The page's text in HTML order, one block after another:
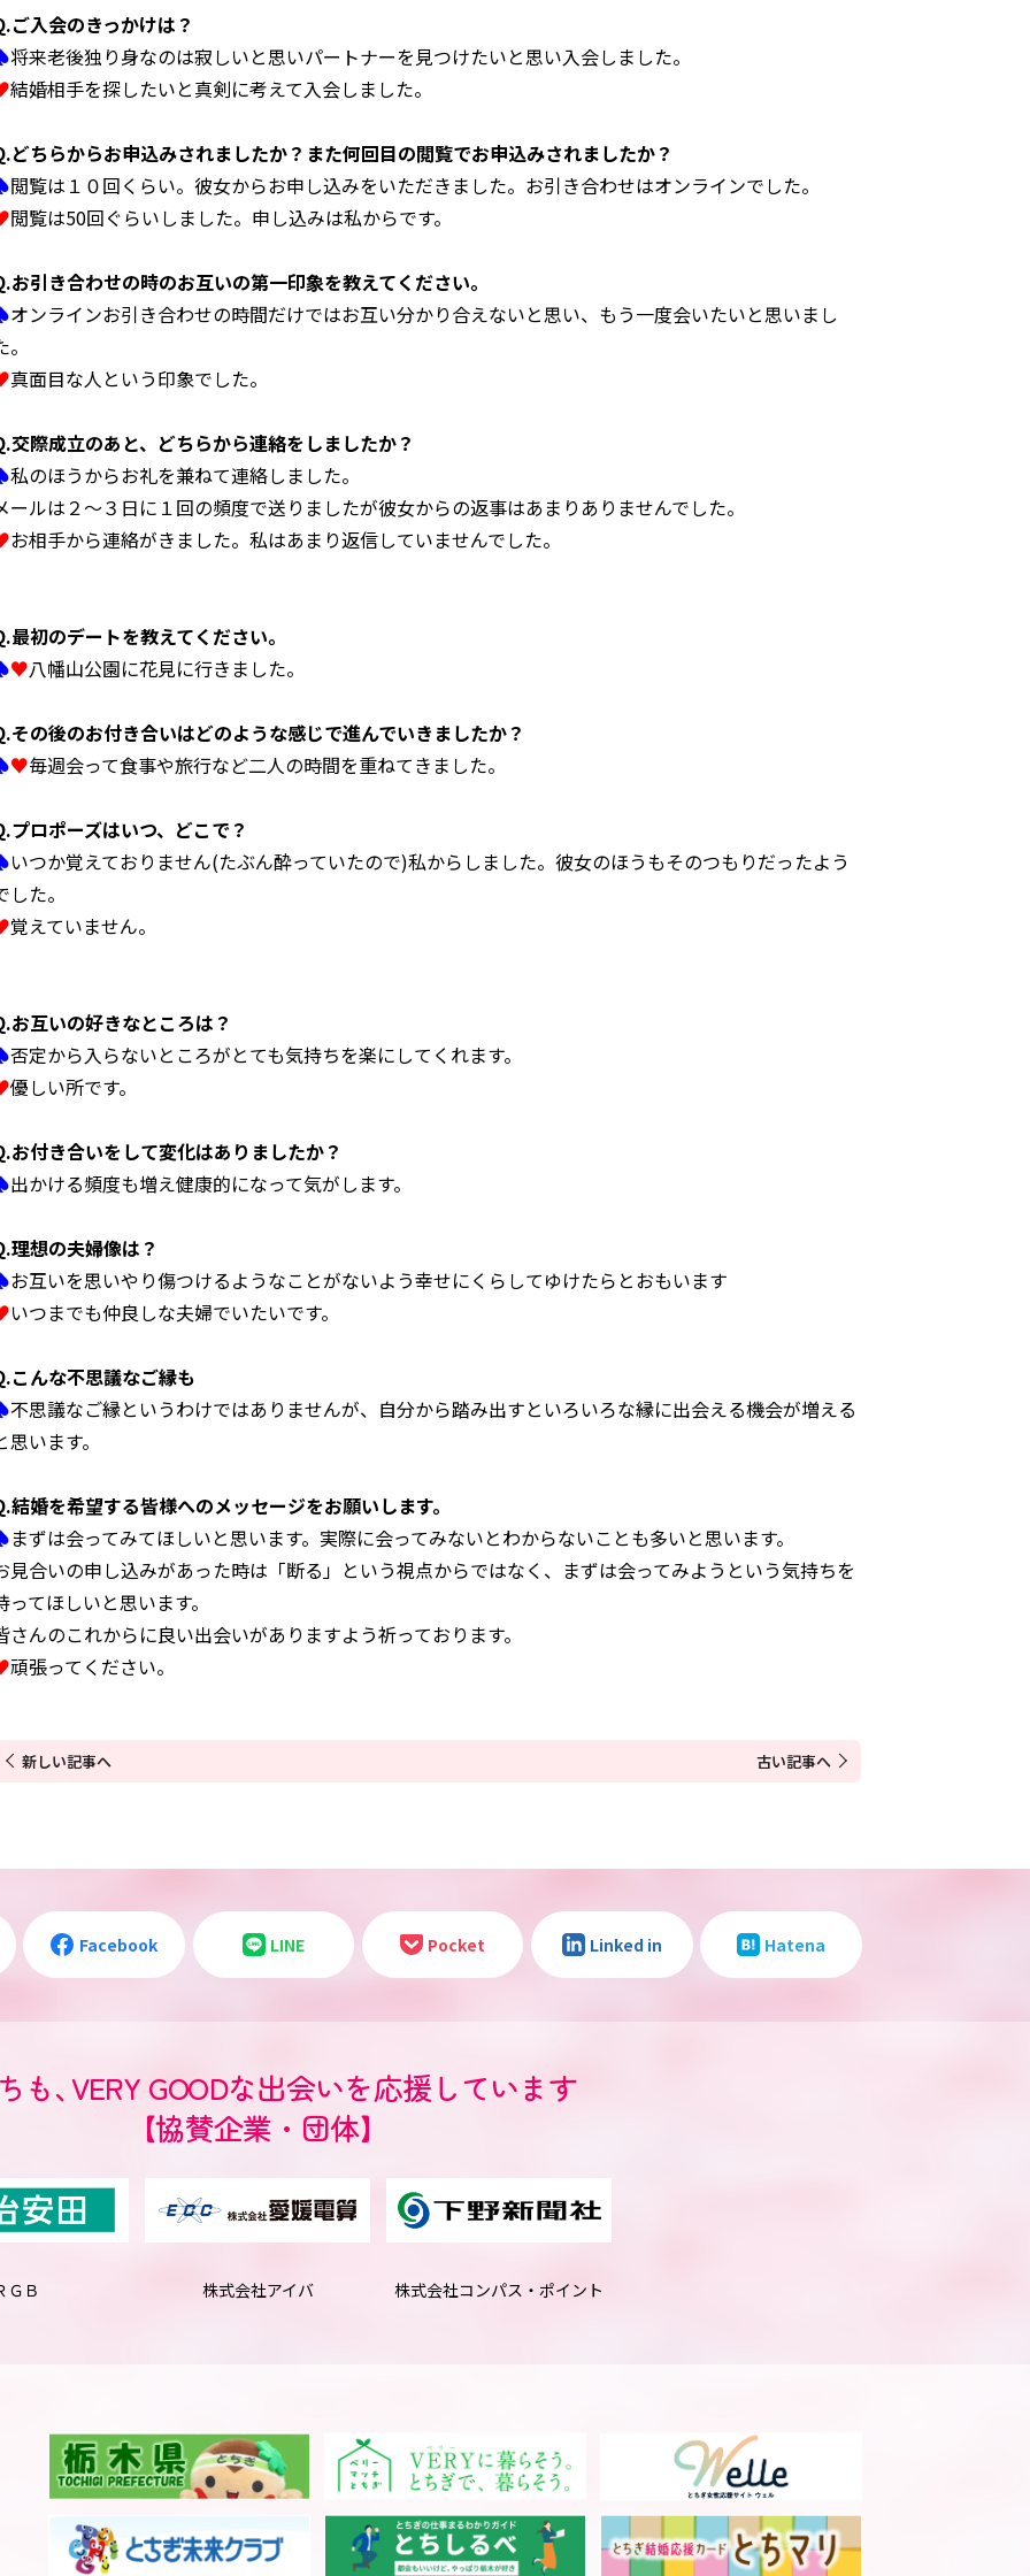
セス ◯お問い合わせ ◯プライバシーポリシー
ご入会のきっかけは？
将来老後独り身なのは寂しいと思いパートナーを見つけたいと思い入会しました。
結婚相手を探したいと真剣に考えて入会しました。
どちらからお申込みされましたか？また何回目の閲覧でお申込みされましたか？
閲覧は１０回くらい。彼女からお申し込みをいただきました。お引き合わせはオンラインでした。
閲覧は50回ぐらいしました。申し込みは私からです。
お引き合わせの時のお互いの第一印象を教えてください。
オンラインお引き合わせの時間だけではお互い分かり合えないと思い、もう一度会いたいと思いまし
。
真面目な人という印象でした。
交際成立のあと、どちらから連絡をしましたか？
私のほうからお礼を兼ねて連絡しました。
ールは２～３日に１回の頻度で送りましたが彼女からの返事はあまりありませんでした。
お相手から連絡がきました。私はあまり返信していませんでした。
最初のデートを教えてください。
♥八幡山公園に花見に行きました。
その後のお付き合いはどのような感じで進んでいきましたか？
♥毎週会って食事や旅行など二人の時間を重ねてきました。
プロポーズはいつ、どこで？
いつか覚えておりません(たぶん酔っていたので)私からしました。彼女のほうもそのつもりだったよう
した。
覚えていません。
お互いの好きなところは？
否定から入らないところがとても気持ちを楽にしてくれます。
優しい所です。
お付き合いをして変化はありましたか？
出かける頻度も増え健康的になって気がします。
理想の夫婦像は？
お互いを思いやり傷つけるようなことがないよう幸せにくらしてゆけたらとおもいます
いつまでも仲良しな夫婦でいたいです。
こんな不思議なご縁も
不思議なご縁というわけではありませんが、自分から踏み出すといろいろな縁に出会える機会が増える
思います。
結婚を希望する皆様へのメッセージをお願いします。
まずは会ってみてほしいと思います。実際に会ってみないとわからないことも多いと思います。
見合いの申し込みがあった時は「断る」という視点からではなく、まずは会ってみようという気持ちを
ってほしいと思います。
さんのこれからに良い出会いがありますよう祈っております。
頑張ってください。
新しい記事へ 古い記事へ
Facebook LINE Pocket Linked in Hatena
も、VERY GOODな出会いを応援しています
【協賛企業・団体】
ＧＢ 株式会社アイバ 株式会社コンパス・ポイント